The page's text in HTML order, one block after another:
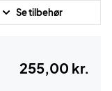
Se tilbehør
255,00 kr.